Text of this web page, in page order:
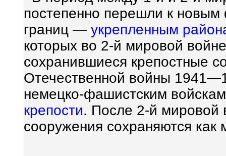
постепенно перешли к
границ — укрепленным
которых во 2-й мировой
сохранившиеся крепостные
Отечественной войны
немецко-фашистским
крепости. После 2-й мировой
сооружения сохраняются как